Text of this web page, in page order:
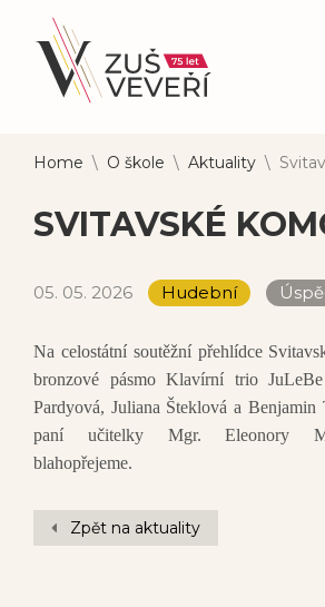
Home \ O škole \ Aktuality \
SVITAVSKÉ
05. 05. 2026 Hudební
Na celostátní soutěžní přehlídce
bronzové pásmo Klavírní trio
Pardyová, Juliana Šteklová a Benjamin
paní učitelky Mgr. Eleonory
blahopřejeme.
Zpět na aktuality